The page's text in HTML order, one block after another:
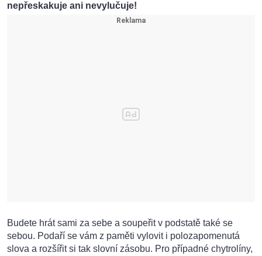
nepřeskakuje ani nevylučuje!
Budete hrát sami za sebe a soupeřit v podstatě také se
sebou. Podaří se vám z paměti vylovit i polozapomenutá
slova a rozšířit si tak slovní zásobu. Pro případné chytrolíny,